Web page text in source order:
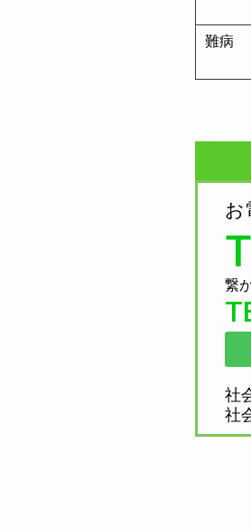
難病
お
繋
社
社